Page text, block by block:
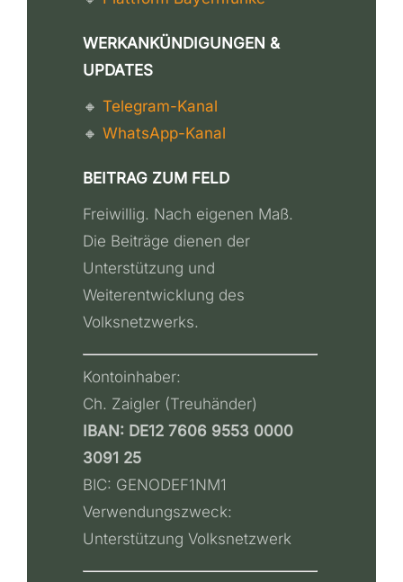
WERKANKÜNDIGUNGEN &
UPDATES
🔸 Telegram-Kanal
🔸 WhatsApp-Kanal
BEITRAG ZUM FELD
Freiwillig. Nach eigenen Maß.
Die Beiträge dienen der
Unterstützung und
Weiterentwicklung des
Volksnetzwerks.
Kontoinhaber:
Ch. Zaigler (Treuhänder)
IBAN: DE12 7606 9553 0000
3091 25
BIC: GENODEF1NM1
Verwendungszweck:
Unterstützung Volksnetzwerk